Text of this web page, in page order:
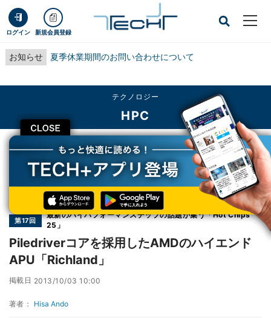
ログイン 新規会員登録
お知らせ 夏季休業期間のお問い合わせについて
CLOSE
テクノロジー
HPC
TECH+ テクノロジー
HPC
Piledriverコアを採用したAMDのハイエンドAPU「Richland」
第17回
最新のハイパフォーマンスチップの話題が集う「Hot Chips
25」
Piledriverコアを採用したAMDのハイエンド
APU「Richland」
掲載日 2013/10/03 10:00
著者： Hisa Ando